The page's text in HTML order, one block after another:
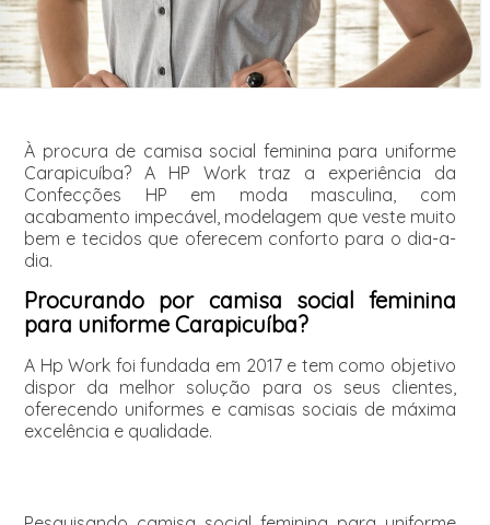
À procura de camisa social feminina para uniforme
Carapicuíba? A HP Work traz a experiência da
Confecções HP em moda masculina, com
acabamento impecável, modelagem que veste muito
bem e tecidos que oferecem conforto para o dia-a-
dia.
Procurando por camisa social feminina
para uniforme Carapicuíba?
A Hp Work foi fundada em 2017 e tem como objetivo
dispor da melhor solução para os seus clientes,
oferecendo uniformes e camisas sociais de máxima
excelência e qualidade.